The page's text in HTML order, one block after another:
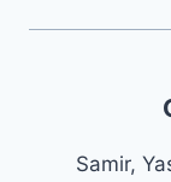
Samir,